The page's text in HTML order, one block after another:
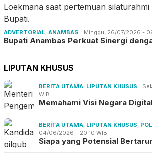
ADVERTORIAL ANAMBAS Minggu, 26/07/2026 -
Bupati Anambas Perkuat Sinergi
LIPUTAN KHUSUS
BERITA UTAMA LIPUTAN KHUSUS
WIB
Memahami Visi Negara
BERITA UTAMA LIPUTAN KHUSUS
04/06/2026 - 20:10 WIB
Siapa yang Potensial